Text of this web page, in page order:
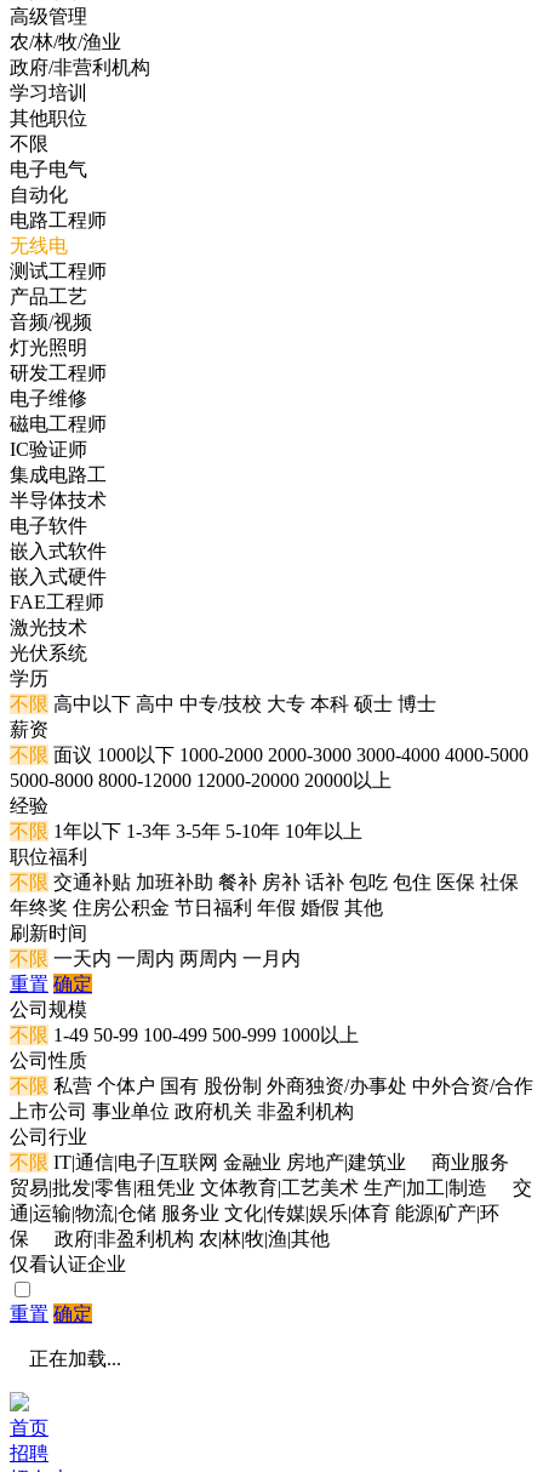
高级管理
农/林/牧/渔业
政府/非营利机构
学习培训
其他职位
不限
电子电气
自动化
电路工程师
无线电
测试工程师
产品工艺
音频/视频
灯光照明
研发工程师
电子维修
磁电工程师
IC验证师
集成电路工
半导体技术
电子软件
嵌入式软件
嵌入式硬件
FAE工程师
激光技术
光伏系统
学历
不限 高中以下 高中 中专/技校 大专 本科 硕士 博士
薪资
不限 面议 1000以下 1000-2000 2000-3000 3000-4000 4000-5000
5000-8000 8000-12000 12000-20000 20000以上
经验
不限 1年以下 1-3年 3-5年 5-10年 10年以上
职位福利
不限 交通补贴 加班补助 餐补 房补 话补 包吃 包住 医保 社保
年终奖 住房公积金 节日福利 年假 婚假 其他
刷新时间
不限 一天内 一周内 两周内 一月内
重置 确定
公司规模
不限 1-49 50-99 100-499 500-999 1000以上
公司性质
不限 私营 个体户 国有 股份制 外商独资/办事处 中外合资/合作
上市公司 事业单位 政府机关 非盈利机构
公司行业
不限 IT|通信|电子|互联网 金融业 房地产|建筑业
商业服务
贸易|批发|零售|租凭业 文体教育|工艺美术 生产|加工|制造
交
通|运输|物流|仓储 服务业 文化|传媒|娱乐|体育 能源|矿产|环
保
政府|非盈利机构 农|林|牧|渔|其他
仅看认证企业
重置 确定
正在加载...
首页
招聘